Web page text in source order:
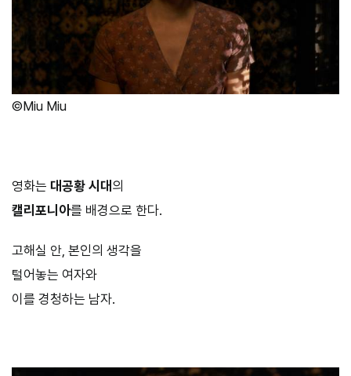
©Miu Miu
영화는 대공황 시대 의
캘리포니아를 배경으로 한다.
고해실 안, 본인의 생각을
털어놓는 여자와
이를 경청하는 남자.